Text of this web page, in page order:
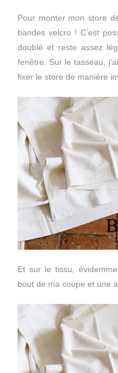
Pour monter mon store
bandes velcro ! C’est
doublé et reste assez
fenêtre. Sur le tasseau,
fixer le store de manière
Et sur le tissu,
bout de ma coupe et une à